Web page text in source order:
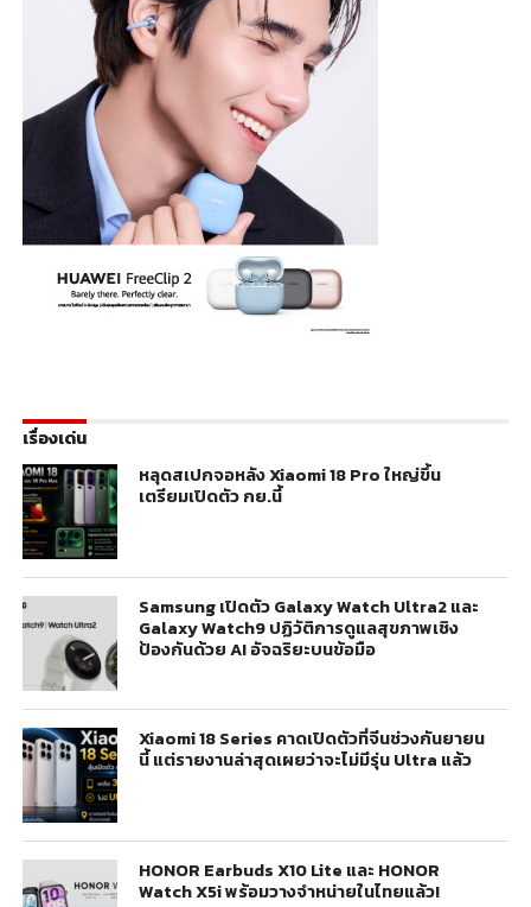
เรื่องเด่น
หลุดสเปกจอหลัง Xiaomi 18 Pro ใหญ่ขึ้น
เตรียมเปิดตัว กย.นี้
Samsung เปิดตัว Galaxy Watch Ultra2 และ
Galaxy Watch9 ปฏิวัติการดูแลสุขภาพเชิง
ป้องกันด้วย AI อัจฉริยะบนข้อมือ
Xiaomi 18 Series คาดเปิดตัวที่จีนช่วงกันยายน
นี้ แต่รายงานล่าสุดเผยว่าจะไม่มีรุ่น Ultra แล้ว
HONOR Earbuds X10 Lite และ HONOR
Watch X5i พร้อมวางจำหน่ายในไทยแล้ว!